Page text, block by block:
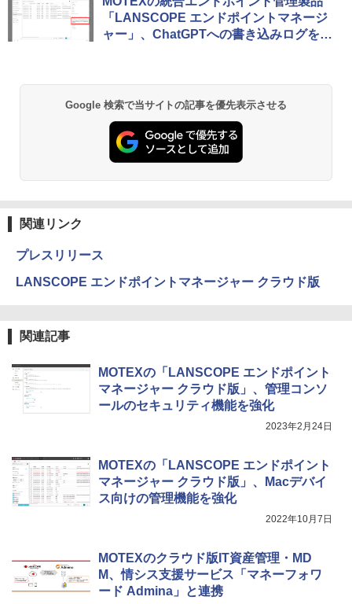
「LANSCOPE エンドポイントマネージ
ャー」、ChatGPTへの書き込みログを取
Google 検索で当サイトの記事を優先表示させる
関連リンク
プレスリリース
LANSCOPE エンドポイントマネージャー クラウド版
関連記事
MOTEXの「LANSCOPE エンドポイント
マネージャー クラウド版」、管理コンソ
ールのセキュリティ機能を強化
2023年2月24日
MOTEXの「LANSCOPE エンドポイント
マネージャー クラウド版」、Macデバイ
ス向けの管理機能を強化
2022年10月7日
MOTEXのクラウド版IT資産管理・MD
M、情シス支援サービス「マネーフォワ
ード Admina」と連携